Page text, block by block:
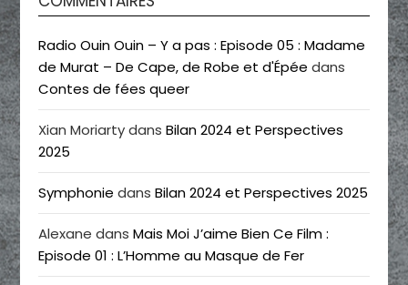
Radio Ouin Ouin – Y a pas : Episode 05 : Madame
de Murat – De Cape, de Robe et d'Épée dans
Contes de fées queer
Xian MoriartydansBilan 2024 et Perspectives
2025
Symphonie dansBilan 2024 et Perspectives 2025
Alexane dansMais Moi J’aime Bien Ce Film :
Episode 01 : L’Homme au Masque de Fer